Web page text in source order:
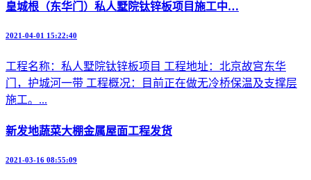
皇城根（东华门）私人墅院钛锌板项目施工中…
2021-04-01 15:22:40
工程名称：私人墅院钛锌板项目 工程地址：北京故宫东华
门，护城河一带 工程概况：目前正在做无冷桥保温及支撑层
施工。...
新发地蔬菜大棚金属屋面工程发货
2021-03-16 08:55:09